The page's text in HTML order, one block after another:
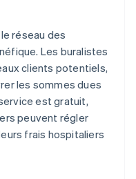
réseau des
Les buralistes
clients potentiels,
les sommes dues
est gratuit,
peuvent régler
frais hospitaliers